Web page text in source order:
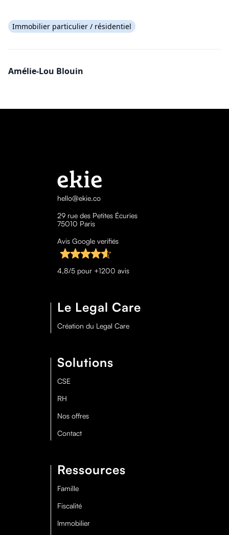
Immobilier particulier / résidentiel
Amélie-Lou Blouin
hello@ekie.co
29 rue des Petites Écuries
75010 Paris
Avis Google verifiés
4,8/5 pour +1200 avis
Le Legal Care
Création du Legal Care
Solutions
CSE
RH
Nos offres
Contact
Ressources
Famille
Fiscalité
Immobilier